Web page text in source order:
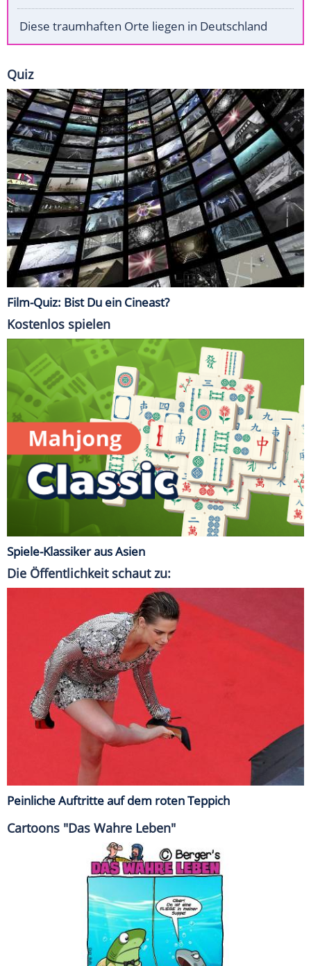
Diese traumhaften Orte liegen in Deutschland
Quiz
Film-Quiz: Bist Du ein Cineast?
Kostenlos spielen
Spiele-Klassiker aus Asien
Die Öffentlichkeit schaut zu:
Peinliche Auftritte auf dem roten Teppich
Cartoons "Das Wahre Leben"